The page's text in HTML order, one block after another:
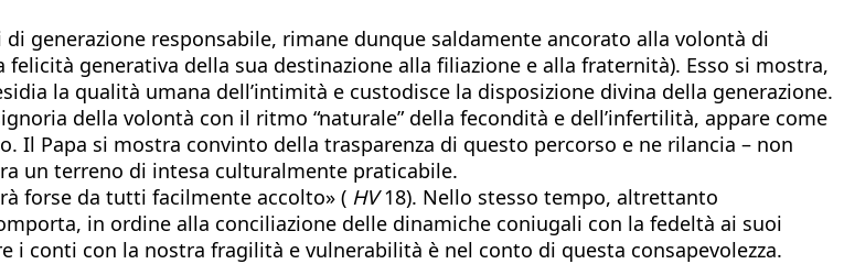
generazione responsabile, rimane dunque saldamente ancorato alla volontà di
generativa della sua destinazione alla filiazione e alla fraternità). Esso si mostra,
la qualità umana dell’intimità e custodisce la disposizione divina della generazione.
della volontà con il ritmo “naturale” della fecondità e dell’infertilità, appare come
Il Papa si mostra convinto della trasparenza di questo percorso e ne rilancia – non
un terreno di intesa culturalmente praticabile.
forse da tutti facilmente accolto» ( HV18). Nello stesso tempo, altrettanto
in ordine alla conciliazione delle dinamiche coniugali con la fedeltà ai suoi
conti con la nostra fragilità e vulnerabilità è nel conto di questa consapevolezza.